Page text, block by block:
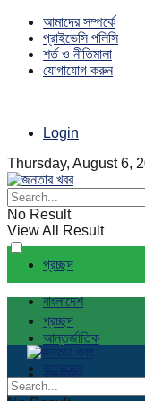
আমাদের সম্পর্কে
প্রাইভেসি পলিসি
শর্ত ও নীতিমালা
যোগাযোগ করুন
Login
Thursday, August 6,
No Result
View All Result
প্রচ্ছদ
বাংলাদেশ
আন্তর্জাতিক
রাজনীতি
প্রচ্ছদ
বাংলাদেশ